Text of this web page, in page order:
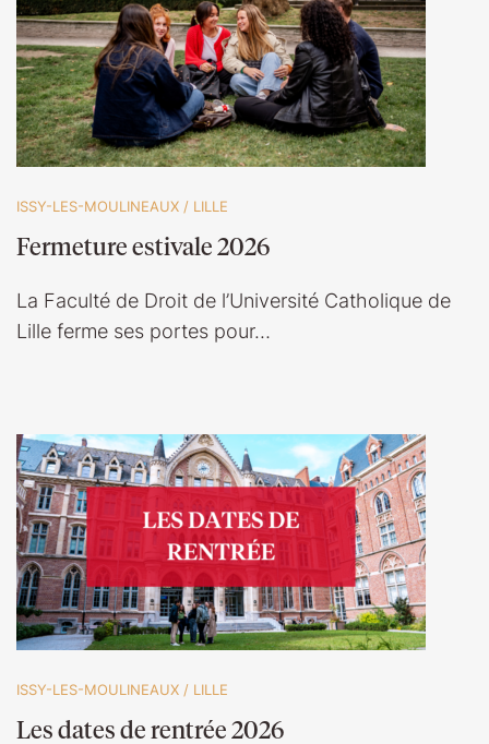
ISSY-LES-MOULINEAUX / LILLE
Fermeture estivale 2026
La Faculté de Droit de l’Université Catholique de
Lille ferme ses portes pour…
ISSY-LES-MOULINEAUX / LILLE
Les dates de rentrée 2026